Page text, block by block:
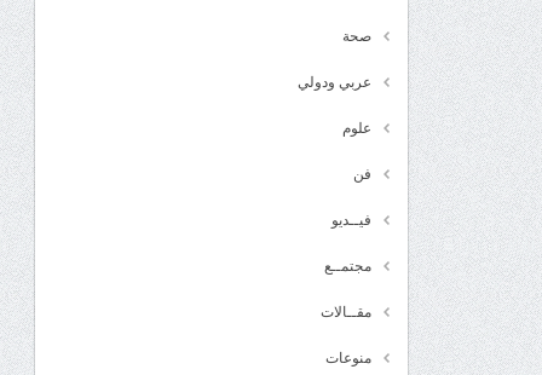
صحة
عربي ودولي
علوم
فن
فيــديو
مجتمــع
مقــالات
منوعات